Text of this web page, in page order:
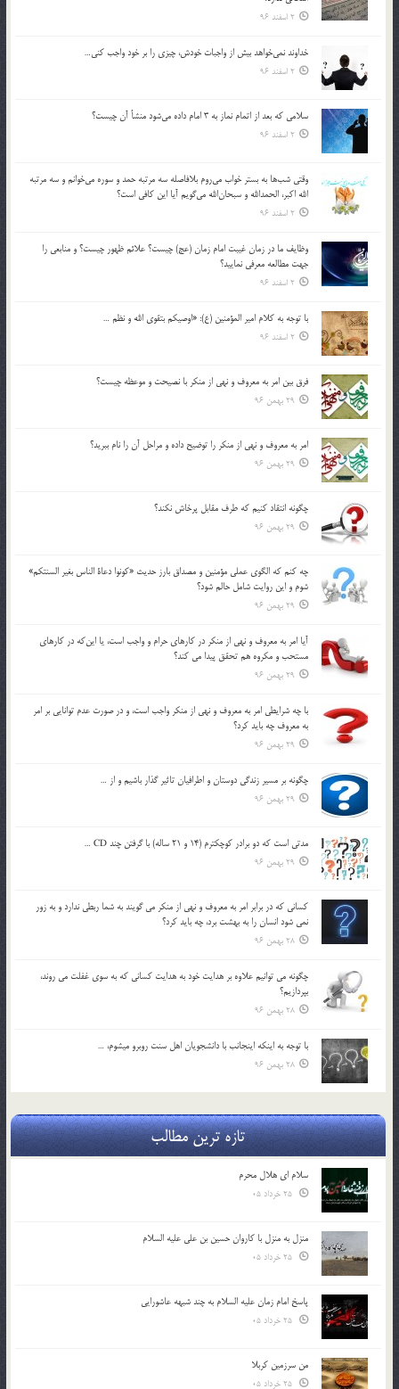
2 اسفند 96
خداوند نمي‌خواهد بيش از واجبات خودش، چيزي را بر خود واجب كني…
2 اسفند 96
سلامي كه بعد از اتمام نماز به 3 امام داده مي‌شود منشأ آن چيست؟
2 اسفند 96
وقتي شب‌ها به بستر خواب مي‌روم بلافاصله سه مرتبه حمد و سوره مي‌خوانم و سه مرتبه
الله اكبر، الحمدالله و سبحان‌الله مي‌گويم آيا اين كافي است؟
2 اسفند 96
وظايف ما در زمان غيبت امام زمان (عج) چيست؟ علائم ظهور چيست؟ و منابعي را
جهت مطالعه معرفي نماييد؟
2 اسفند 96
با توجه به كلام امير المؤمنين (ع): «اوصيكم بتقوي الله و نظم …
2 اسفند 96
فرق بين امر به معروف و نهي از منكر با نصيحت و موعظه چيست؟
29 بهمن 96
امر به معروف و نهي از منكر را توضيح داده و مراحل آن را نام ببريد؟
29 بهمن 96
چگونه انتقاد كنيم كه طرف مقابل پرخاش نكند؟
29 بهمن 96
چه كنم كه الگوي عملي مؤمنين و مصداق بارز حديث «كونوا دعاة الناس بغير السنتكم»
شوم و اين روايت شامل حالم شود؟
29 بهمن 96
آيا امر به معروف و نهي از منكر در كارهاي حرام و واجب است، يا اين‌كه در كارهاي
مستحب و مكروه هم تحقق پيدا مي كند؟
29 بهمن 96
با چه شرايطي امر به معروف و نهي از منکر واجب است، و در صورت عدم توانايي بر امر
به معروف چه بايد کرد؟
29 بهمن 96
چگونه بر مسير زندگي دوستان و اطرافيان تاثير گذار باشيم و از …
29 بهمن 96
مدتي است كه دو برادر كوچكترم (14 و 21 ساله) با گرفتن چند CD …
29 بهمن 96
كساني كه در برابر امر به معروف و نهي از منكر مي گويند به شما ربطي ندارد و به زور
نمي شود انسان را به بهشت برد، چه بايد كرد؟
28 بهمن 96
چگونه مي توانيم علاوه بر هدايت خود به هدايت كساني كه به سوي غفلت مي روند،
بپردازيم؟
28 بهمن 96
با توجه به اينكه اينجانب با دانشجويان اهل سنت روبرو مي‎شوم، …
28 بهمن 96
تازه ترین مطالب
سلام ای هلال محرم
منزل به منزل با کاروان حسین بن علی علیه السلام
پاسخ امام زمان علیه السلام به چند شبهه عاشورایی
من سرزمین کربلا